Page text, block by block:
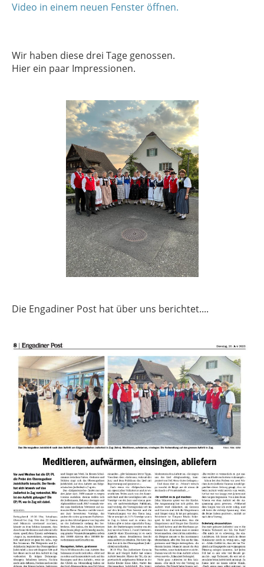
Video in einem neuen Fenster öffnen.
Wir haben diese drei Tage genossen.
Hier ein paar Impressionen.
Die Engadiner Post hat über uns berichtet....